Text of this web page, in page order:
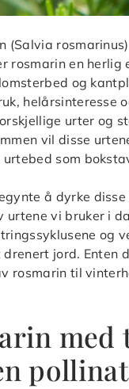
(Salvia
rosmarin en herlig
og
helårsinteresse
urter og
vil disse
som
å dyrke
vi bruker i
og
jord. Enten
rosmarin til
med